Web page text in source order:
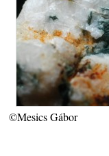
©Mesics Gábor